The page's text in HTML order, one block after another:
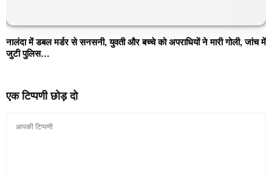
नालंदा में डबल मर्डर से सनसनी, युवती और बच्चे को अपराधियों ने मारी गोली, जांच में
जुटी पुलिस…
एक टिप्पणी छोड़ दो